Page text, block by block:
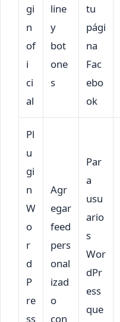
gi
n
of
i
ci
al
line
y
bot
one
s
tu
pági
na
Fac
ebo
ok
Pl
u
gi
n
W
o
r
d
P
re
ss
Agr
egar
feed
pers
onal
izad
o
con
Par
a
usu
ario
s
Wor
dPr
ess
que